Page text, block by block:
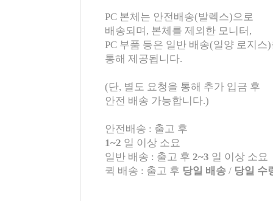
PC 본체는 안전배송(발렉스)으로
배송되며, 본체를 제외한 모니터,
PC 부품 등은 일반 배송(일양 로지스
통해 제공됩니다.
(단, 별도 요청을 통해 추가 입금 후
안전 배송 가능합니다.)
안전배송 : 출고 후
1~2 일 이상 소요
일반 배송 : 출고 후 2~3 일 이상 소요
퀵 배송 : 출고 후 당일 배송 / 당일 수